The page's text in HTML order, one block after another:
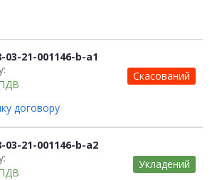
03-21-001146-b-a1
Скасований
договору
03-21-001146-b-a2
Укладений